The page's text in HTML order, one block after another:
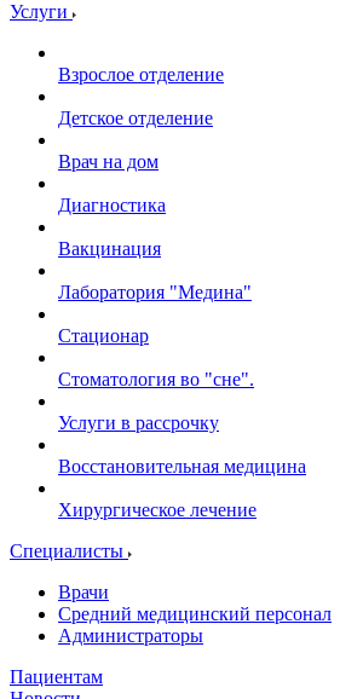
Услуги
Взрослое отделение
Детское отделение
Врач на дом
Диагностика
Вакцинация
Лаборатория "Медина"
Стационар
Стоматология во "сне".
Услуги в рассрочку
Восстановительная медицина
Хирургическое лечение
Специалисты
Врачи
Средний медицинский персонал
Администраторы
Пациентам